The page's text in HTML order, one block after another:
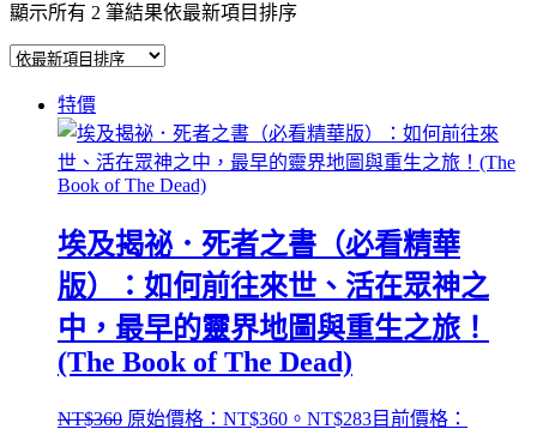
顯示所有 2 筆結果依最新項目排序
特價
埃及揭祕．死者之書（必看精華
版）：如何前往來世、活在眾神之
中，最早的靈界地圖與重生之旅！
(The Book of The Dead)
NT$360 原始價格：NT$360。 NT$283目前價格：